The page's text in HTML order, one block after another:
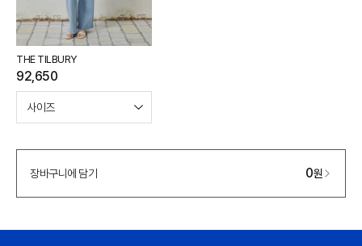
THE TILBURY
92,650
장바구니에 담기 0원